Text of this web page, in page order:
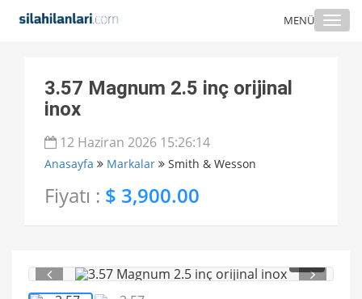
MENÜ
3.57 Magnum 2.5 inç orijinal
inox
12 Haziran 2026 15:26:14
Anasayfa Markalar Smith & Wesson
Fiyatı : $ 3,900.00
1/ 2